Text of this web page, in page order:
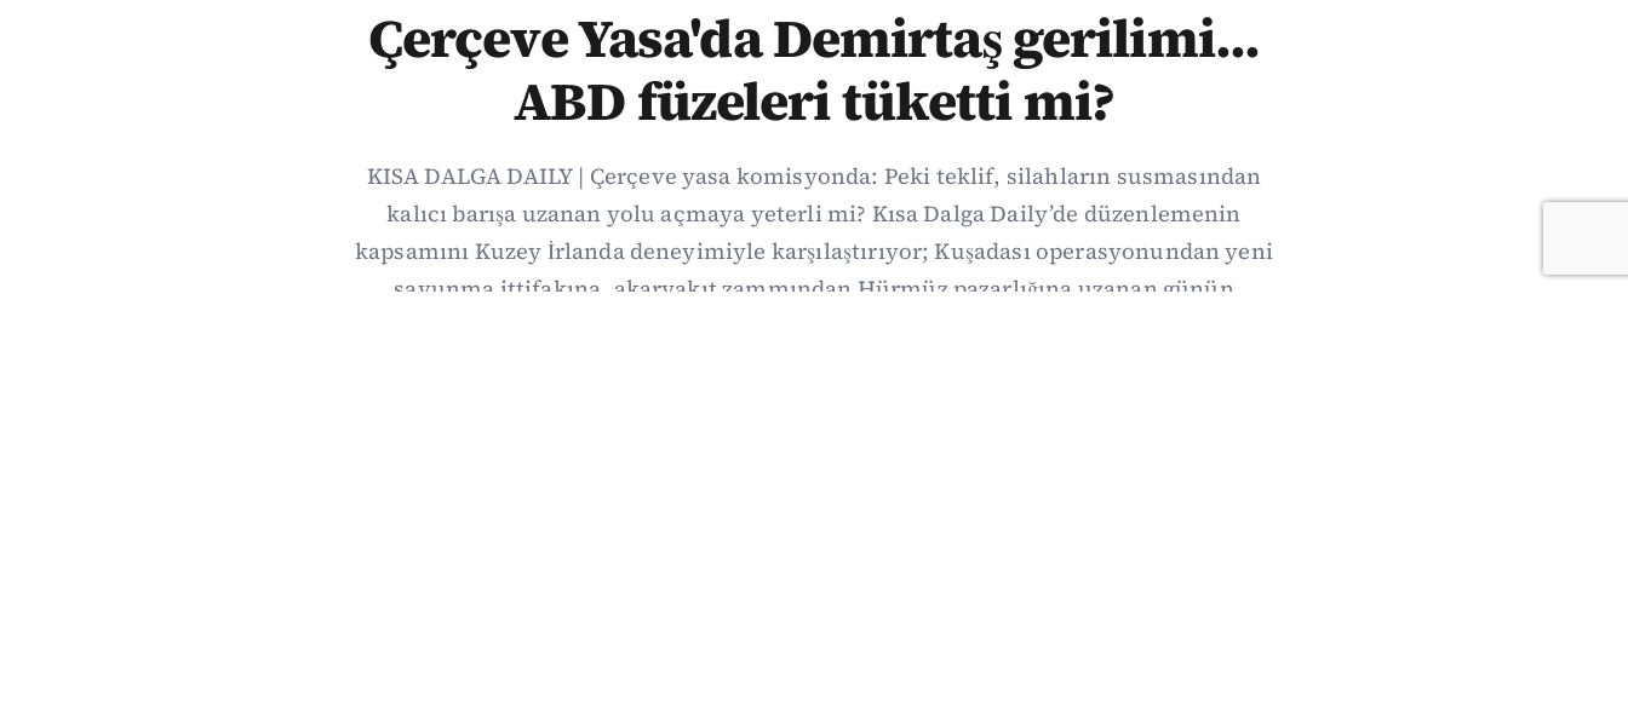
Çerçeve Yasa'da Demirtaş gerilimi...
ABD füzeleri tüketti mi?
KISA DALGA DAILY | Çerçeve yasa komisyonda: Peki teklif, silahların susmasından
kalıcı barışa uzanan yolu açmaya yeterli mi? Kısa Dalga Daily’de düzenlemenin
kapsamını Kuzey İrlanda deneyimiyle karşılaştırıyor; Kuşadası operasyonundan yeni
savunma ittifakına, akaryakıt zammından Hürmüz pazarlığına uzanan günün